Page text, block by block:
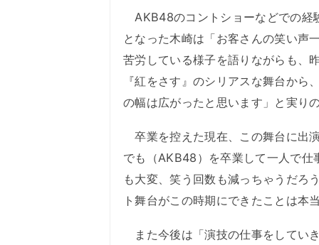
AKB48のコントショーなどでの経
となった木崎は「お客さんの笑い声
苦労している様子を語りながらも、
『紅をさす』のシリアスな舞台か
の幅は広がったと思います」と実り
卒業を控えた現在、この舞台に出
でも（AKB48）を卒業して一人で仕
も大変、笑う回数も減っちゃうだろ
ト舞台がこの時期にできたことは本
また今後は「演技の仕事をしてい